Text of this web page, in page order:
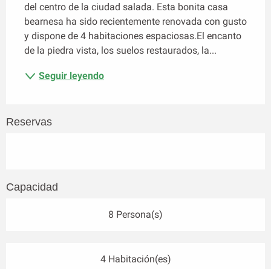
del centro de la ciudad salada. Esta bonita casa
bearnesa ha sido recientemente renovada con gusto
y dispone de 4 habitaciones espaciosas.El encanto
de la piedra vista, los suelos restaurados, la...
Seguir leyendo
Reservas
Capacidad
8 Persona(s)
4 Habitación(es)